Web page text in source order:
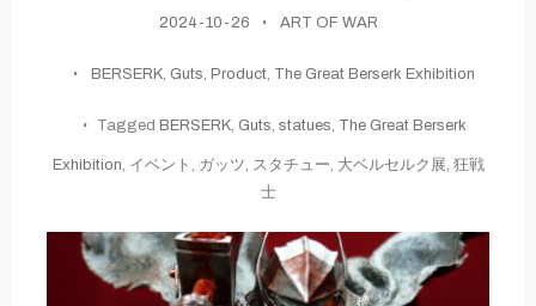
2024-10-26 ART OF WAR
BERSERK, Guts, Product, The Great Berserk Exhibition
Tagged BERSERK, Guts, statues, The Great Berserk
Exhibition, イベント , ガッツ, スタチュー, 大ベルセルク展, 狂戦
士